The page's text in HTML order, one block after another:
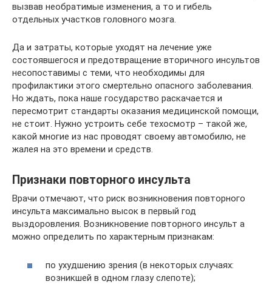
вызвав необратимые изменения, а то и гибель
отдельных участков головного мозга.
Да и затраты, которые уходят на лечение уже
состоявшегося и предотвращение вторичного инсультов
несопоставимы с теми, что необходимы для
профилактики этого смертельно опасного заболевания.
Но ждать, пока наше государство раскачается и
пересмотрит стандарты оказания медицинской помощи,
не стоит. Нужно устроить себе техосмотр – такой же,
какой многие из нас проводят своему автомобилю, не
жалея на это времени и средств.
Признаки повторного инсульта
Врачи отмечают, что риск возникновения повторного
инсульта максимально высок в первый год
выздоровления. Возникновение повторного инсульт а
можно определить по характерным признакам:
по ухудшению зрения (в некоторых случаях:
возникшей в одном глазу слепоте);